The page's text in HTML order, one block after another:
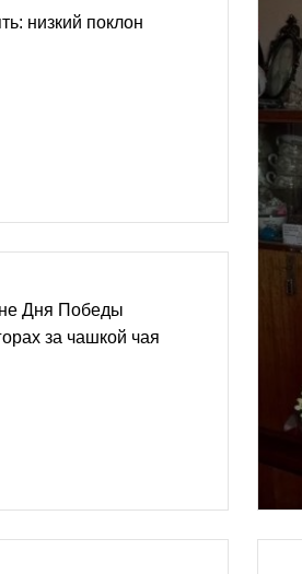
низкий поклон
Дня Победы
за чашкой чая